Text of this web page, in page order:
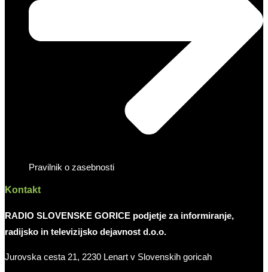
Pravilnik o zasebnosti
Kontakt
RADIO SLOVENSKE GORICE podjetje za informiranje,
radijsko in televizijsko dejavnost d.o.o.
Jurovska cesta 21, 2230 Lenart v Slovenskih goricah